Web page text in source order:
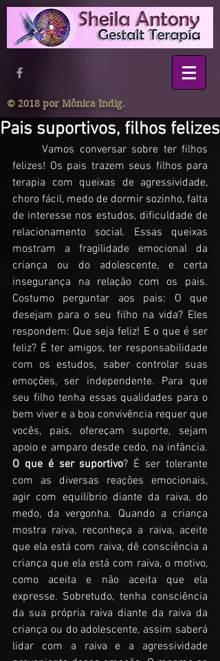
© 2018 por Mônica Indig.
Pais suportivos, filhos felizes
	Vamos conversar sobre ter filhos
felizes! Os pais trazem seus filhos para
terapia com queixas de agressividade,
choro fácil, medo de dormir sozinho, falta
de interesse nos estudos, dificuldade de
relacionamento social. Essas queixas
mostram a fragilidade emocional da
criança ou do adolescente, e certa
insegurança na relação com os pais.
Costumo perguntar aos pais: O que
desejam para o seu filho na vida? Eles
respondem: Que seja feliz! E o que é ser
feliz? É ter amigos, ter responsabilidade
com os estudos, saber controlar suas
emoções, ser independente. Para que
seu filho tenha essas qualidades para o
bem viver e a boa convivência requer que
vocês, pais, ofereçam suporte, sejam
O que é ser suportivo? É ser tolerante
com as diversas reações emocionais,
agir com equilíbrio diante da raiva, do
medo, da vergonha. Quando a criança
mostra raiva, reconheça a raiva, aceite
que ela está com raiva, dê consciência a
criança que ela está com raiva, o motivo,
como aceita e não aceita que ela
expresse. Sobretudo, tenha consciência
da sua própria raiva diante da raiva da
criança ou do adolescente, assim saberá
lidar com a raiva e a agressividade